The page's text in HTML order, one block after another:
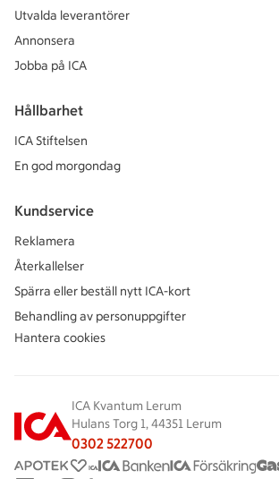
Utvalda leverantörer
Annonsera
Jobba på ICA
Hållbarhet
ICA Stiftelsen
En god morgondag
Kundservice
Reklamera
Återkallelser
Spärra eller beställ nytt ICA-kort
Behandling av personuppgifter
Hantera cookies
ICA Kvantum Lerum
Hulans Torg 1, 44351 Lerum
0302 522700